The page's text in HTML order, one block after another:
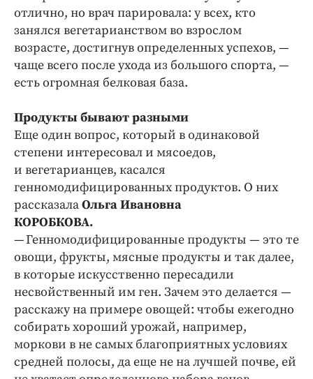
отлично, но врач парировала: у всех, кто
занялся вегетарианством во взрослом
возрасте, достигнув определенных успехов, —
чаще всего после ухода из большого спорта, —
есть огромная белковая база.
Продукты бывают разными
Еще один вопрос, который в одинаковой
степени интересовал и мясоедов,
и вегетарианцев, касался
генномодифицированных продуктов. О них
рассказалаОльга Ивановна
КОРОБКОВА.
— Генномодифицированные продукты — это те
овощи, фрукты, мясные продукты и так далее,
в которые искусственно пересадили
несвойственный им ген. Зачем это делается —
расскажу на примере овощей: чтобы ежегодно
собирать хороший урожай, например,
моркови в не самых благоприятных условиях
средней полосы, да еще не на лучшей почве, ей